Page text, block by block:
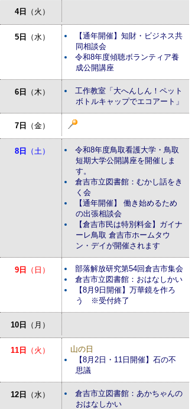
4日 （火）
5日 （水）
【通年開催】知財・ビジネス共
同相談会
令和8年度傾聴ボランティア養
成公開講座
6日 （木）
工作教室「大へんしん！ペット
ボトルキャップでエコアート」
7日 （金）
8日 （土）
令和8年度鳥取看護大学・鳥取
短期大学公開講座を開催しま
す。
倉吉市立図書館：むかし話をき
く会
【通年開催】 働き始めるため
の出張相談会
【倉吉市民は特別料金】ガイナ
ーレ鳥取 倉吉市ホームタウ
ン・デイが開催されます
9日 （日）
部落解放研究第54回倉吉市集会
倉吉市立図書館：おはなしかい
【8月9日開催】万華鏡を作ろ
う ※受付終了
10日 （月）
11日 （火）
山の日
【8月2日・11日開催】石の不
思議
12日 （水）
倉吉市立図書館：あかちゃんの
おはなしかい